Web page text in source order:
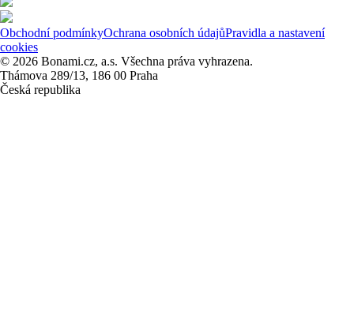
Obchodní podmínkyOchrana osobních údajůPravidla a nastavení
cookies
© 2026 Bonami.cz, a.s. Všechna práva vyhrazena.
Thámova 289/13, 186 00 Praha
Česká republika